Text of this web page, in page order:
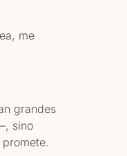
me
grandes
sino